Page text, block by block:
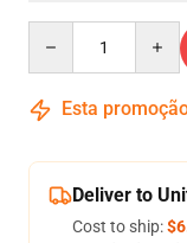
Esta
Deliver to
Cost to ship: